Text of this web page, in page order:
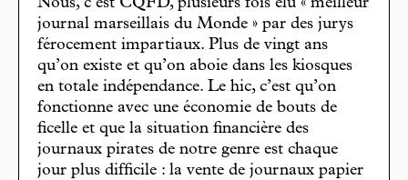
journal marseillais du Monde » par des jurys
férocement impartiaux. Plus de vingt ans
qu’on existe et qu’on aboie dans les kiosques
en totale indépendance. Le hic, c’est qu’on
fonctionne avec une économie de bouts de
ficelle et que la situation financière des
journaux pirates de notre genre est chaque
jour plus difficile : la vente de journaux papier